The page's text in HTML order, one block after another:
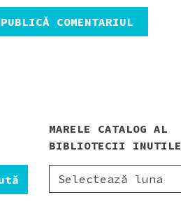
MARELE CATALOG AL
BIBLIOTECII INUTILE
MARELE
CATALOG